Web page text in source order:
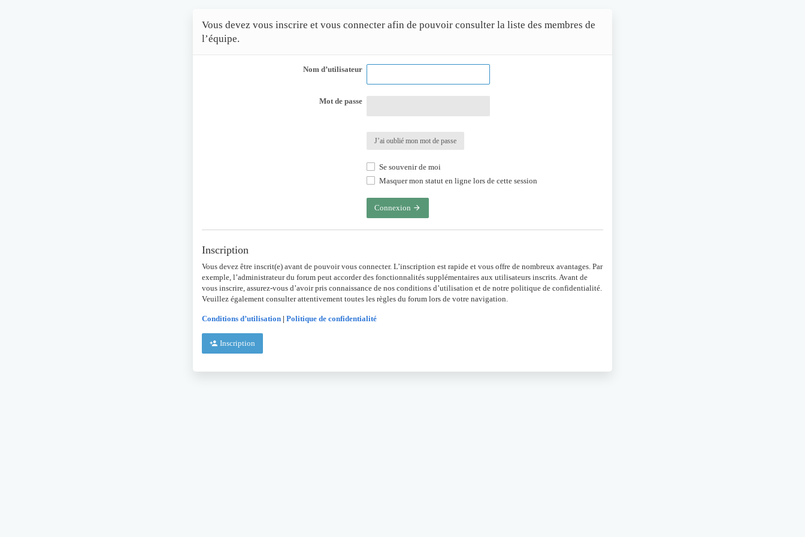
Vous devez vous inscrire et vous connecter afin de pouvoir consulter la liste des membres de
l’équipe.
Nom d’utilisateur
Mot de passe
J’ai oublié mon mot de passe
Se souvenir de moi
Masquer mon statut en ligne lors de cette session
Connexion
Inscription
Vous devez être inscrit(e) avant de pouvoir vous connecter. L’inscription est rapide et vous offre de nombreux avantages. Par
exemple, l’administrateur du forum peut accorder des fonctionnalités supplémentaires aux utilisateurs inscrits. Avant de
vous inscrire, assurez-vous d’avoir pris connaissance de nos conditions d’utilisation et de notre politique de confidentialité.
Veuillez également consulter attentivement toutes les règles du forum lors de votre navigation.
Conditions d’utilisation | Politique de confidentialité
Inscription